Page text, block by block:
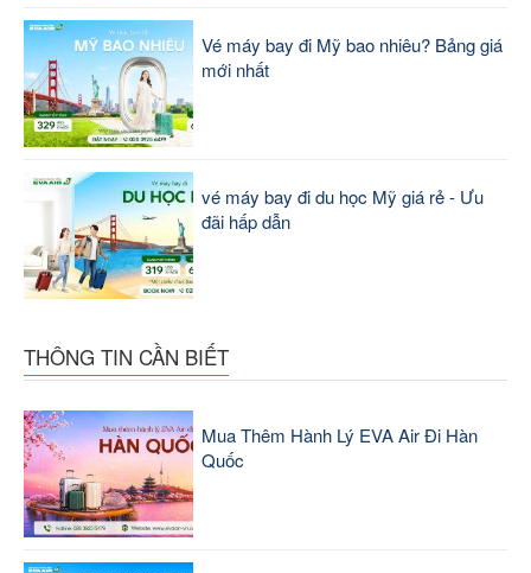
Vé máy bay đi Mỹ bao nhiêu? Bảng giá
mới nhất
vé máy bay đi du học Mỹ giá rẻ - Ưu
đãi hấp dẫn
THÔNG TIN CẦN BIẾT
Mua Thêm Hành Lý EVA Air Đi Hàn
Quốc